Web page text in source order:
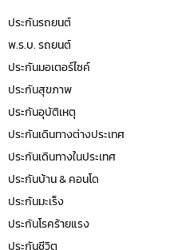
ประกันรถยนต์
พ.ร.บ. รถยนต์
ประกันมอเตอร์ไซค์
ประกันสุขภาพ
ประกันอุบัติเหตุ
ประกันเดินทางต่างประเทศ
ประกันเดินทางในประเทศ
ประกันบ้าน & คอนโด
ประกันมะเร็ง
ประกันโรคร้ายแรง
ประกันชีวิต